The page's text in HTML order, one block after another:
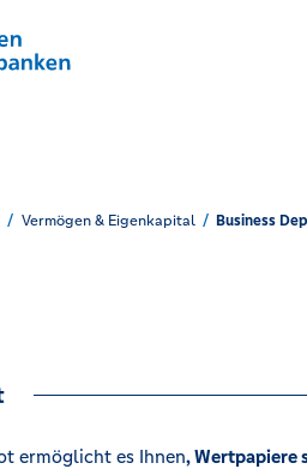
Vermögen & Eigenkapital Business
ermöglicht es Ihnen, Wertpapiere